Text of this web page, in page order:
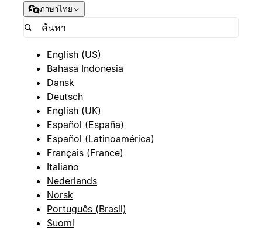
ภาษาไทย
English (US)
Bahasa Indonesia
Dansk
Deutsch
English (UK)
Español (España)
Español (Latinoamérica)
Français (France)
Italiano
Nederlands
Norsk
Português (Brasil)
Suomi